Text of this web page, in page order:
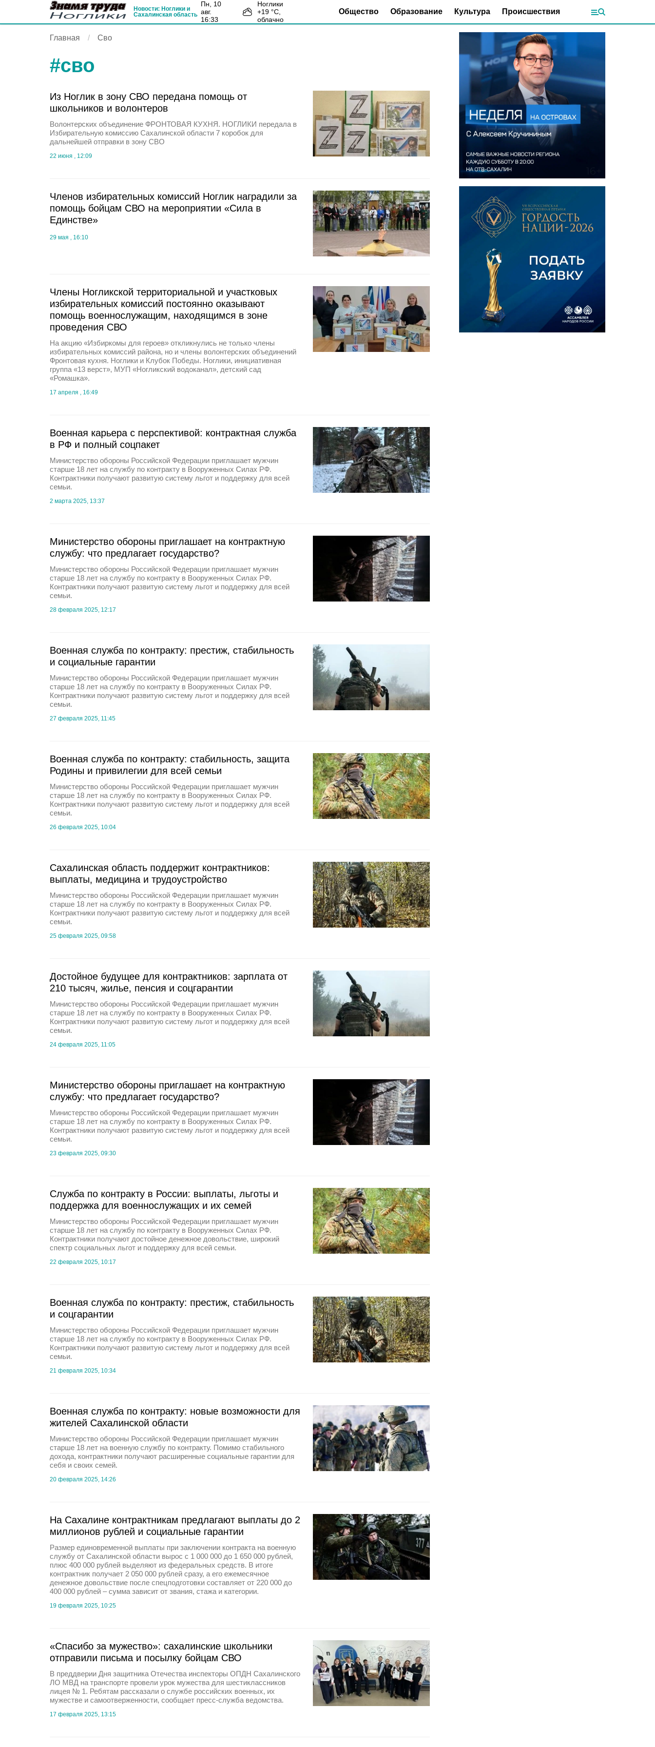
Новости: Ноглики и
Сахалинская область
пн, 10
авг.
16:33
Ноглики
+19 °С,
облачно
Общество Образование Культура Происшествия
Главная Сво
#сво
Из Ноглик в зону СВО передана помощь от
школьников и волонтеров
Волонтерских объединение ФРОНТОВАЯ КУХНЯ. НОГЛИКИ передала в
Избирательную комиссию Сахалинской области 7 коробок для
дальнейшей отправки в зону СВО
22 июня , 12:09
Членов избирательных комиссий Ноглик наградили за
помощь бойцам СВО на мероприятии «Сила в
Единстве»
29 мая , 16:10
Члены Ногликской территориальной и участковых
избирательных комиссий постоянно оказывают
помощь военнослужащим, находящимся в зоне
проведения СВО
На акцию «Избиркомы для героев» откликнулись не только члены
избирательных комиссий района, но и члены волонтерских объединений
Фронтовая кухня. Ноглики и Клубок Победы. Ноглики, инициативная
группа «13 верст», МУП «Ногликский водоканал», детский сад
«Ромашка».
17 апреля , 16:49
Военная карьера с перспективой: контрактная служба
в РФ и полный соцпакет
Министерство обороны Российской Федерации приглашает мужчин
старше 18 лет на службу по контракту в Вооруженных Силах РФ.
Контрактники получают развитую систему льгот и поддержку для всей
семьи.
2 марта 2025, 13:37
Министерство обороны приглашает на контрактную
службу: что предлагает государство?
Министерство обороны Российской Федерации приглашает мужчин
старше 18 лет на службу по контракту в Вооруженных Силах РФ.
Контрактники получают развитую систему льгот и поддержку для всей
семьи.
28 февраля 2025, 12:17
Военная служба по контракту: престиж, стабильность
и социальные гарантии
Министерство обороны Российской Федерации приглашает мужчин
старше 18 лет на службу по контракту в Вооруженных Силах РФ.
Контрактники получают развитую систему льгот и поддержку для всей
семьи.
27 февраля 2025, 11:45
Военная служба по контракту: стабильность, защита
Родины и привилегии для всей семьи
Министерство обороны Российской Федерации приглашает мужчин
старше 18 лет на службу по контракту в Вооруженных Силах РФ.
Контрактники получают развитую систему льгот и поддержку для всей
семьи.
26 февраля 2025, 10:04
Сахалинская область поддержит контрактников:
выплаты, медицина и трудоустройство
Министерство обороны Российской Федерации приглашает мужчин
старше 18 лет на службу по контракту в Вооруженных Силах РФ.
Контрактники получают развитую систему льгот и поддержку для всей
семьи.
25 февраля 2025, 09:58
Достойное будущее для контрактников: зарплата от
210 тысяч, жилье, пенсия и соцгарантии
Министерство обороны Российской Федерации приглашает мужчин
старше 18 лет на службу по контракту в Вооруженных Силах РФ.
Контрактники получают развитую систему льгот и поддержку для всей
семьи.
24 февраля 2025, 11:05
Министерство обороны приглашает на контрактную
службу: что предлагает государство?
Министерство обороны Российской Федерации приглашает мужчин
старше 18 лет на службу по контракту в Вооруженных Силах РФ.
Контрактники получают развитую систему льгот и поддержку для всей
семьи.
23 февраля 2025, 09:30
Служба по контракту в России: выплаты, льготы и
поддержка для военнослужащих и их семей
Министерство обороны Российской Федерации приглашает мужчин
старше 18 лет на службу по контракту в Вооруженных Силах РФ.
Контрактники получают достойное денежное довольствие, широкий
спектр социальных льгот и поддержку для всей семьи.
22 февраля 2025, 10:17
Военная служба по контракту: престиж, стабильность
и соцгарантии
Министерство обороны Российской Федерации приглашает мужчин
старше 18 лет на службу по контракту в Вооруженных Силах РФ.
Контрактники получают развитую систему льгот и поддержку для всей
семьи.
21 февраля 2025, 10:34
Военная служба по контракту: новые возможности для
жителей Сахалинской области
Министерство обороны Российской Федерации приглашает мужчин
старше 18 лет на военную службу по контракту. Помимо стабильного
дохода, контрактники получают расширенные социальные гарантии для
себя и своих семей.
20 февраля 2025, 14:26
На Сахалине контрактникам предлагают выплаты до 2
миллионов рублей и социальные гарантии
Размер единовременной выплаты при заключении контракта на военную
службу от Сахалинской области вырос с 1 000 000 до 1 650 000 рублей,
плюс 400 000 рублей выделяют из федеральных средств. В итоге
контрактник получает 2 050 000 рублей сразу, а его ежемесячное
денежное довольствие после спецподготовки составляет от 220 000 до
400 000 рублей – сумма зависит от звания, стажа и категории.
19 февраля 2025, 10:25
«Спасибо за мужество»: сахалинские школьники
отправили письма и посылку бойцам СВО
В преддверии Дня защитника Отечества инспекторы ОПДН Сахалинского
ЛО МВД на транспорте провели урок мужества для шестиклассников
лицея № 1. Ребятам рассказали о службе российских военных, их
мужестве и самоотверженности, сообщает пресс-служба ведомства.
17 февраля 2025, 13:15